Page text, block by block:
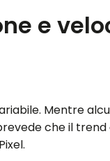
e
Mentre
che il trend